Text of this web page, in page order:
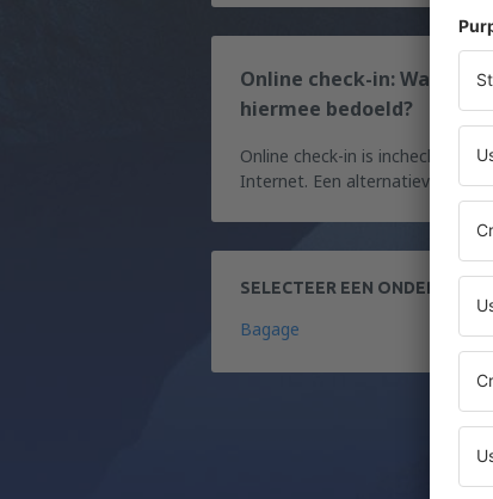
Online check-in: Wat
hiermee bedoeld?
Online check-in is inchecken via
Internet. Een alternatieve optie..
SELECTEER EEN ONDERWERP
Bagage